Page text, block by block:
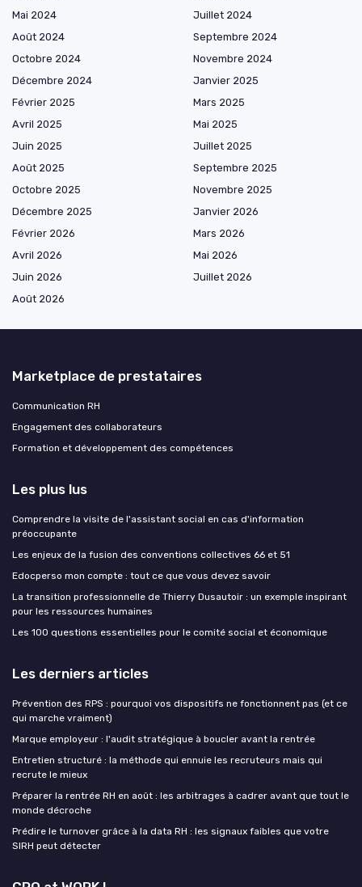
Mai 2024
Juillet 2024
Août 2024
Septembre 2024
Octobre 2024
Novembre 2024
Décembre 2024
Janvier 2025
Février 2025
Mars 2025
Avril 2025
Mai 2025
Juin 2025
Juillet 2025
Août 2025
Septembre 2025
Octobre 2025
Novembre 2025
Décembre 2025
Janvier 2026
Février 2026
Mars 2026
Avril 2026
Mai 2026
Juin 2026
Juillet 2026
Août 2026
Marketplace de prestataires
Communication RH
Engagement des collaborateurs
Formation et développement des compétences
Les plus lus
Comprendre la visite de l'assistant social en cas d'information
préoccupante
Les enjeux de la fusion des conventions collectives 66 et 51
Edocperso mon compte : tout ce que vous devez savoir
La transition professionnelle de Thierry Dusautoir : un exemple inspirant
pour les ressources humaines
Les 100 questions essentielles pour le comité social et économique
Les derniers articles
Prévention des RPS : pourquoi vos dispositifs ne fonctionnent pas (et ce
qui marche vraiment)
Marque employeur : l'audit stratégique à boucler avant la rentrée
Entretien structuré : la méthode qui ennuie les recruteurs mais qui
recrute le mieux
Préparer la rentrée RH en août : les arbitrages à cadrer avant que tout le
monde décroche
Prédire le turnover grâce à la data RH : les signaux faibles que votre
SIRH peut détecter